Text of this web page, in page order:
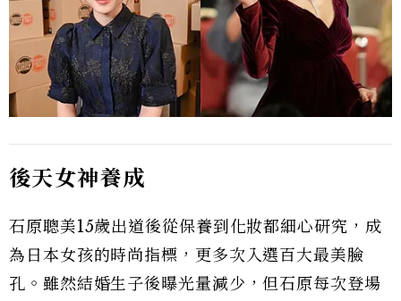
後天女神養成
石原聰美15歲出道後從保養到化妝都細心研究，成
為日本女孩的時尚指標，更多次入選百大最美臉
孔。雖然結婚生子後曝光量減少，但石原每次登場